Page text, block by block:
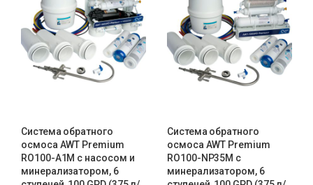
Система обратного
осмоса AWT Premium
RO100-A1М с насосом и
минерализатором, 6
Система обратного
осмоса AWT Premium
RO100-NP35M с
минерализатором, 6